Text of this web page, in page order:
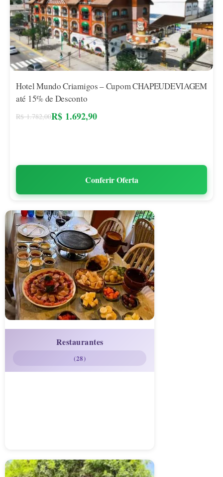
Hotel Mundo Criamigos – Cupom CHAPEUDEVIAGEM
até 15% de Desconto
R$1.782,00R$ 1.692,90
Conferir Oferta
Restaurantes
(28)